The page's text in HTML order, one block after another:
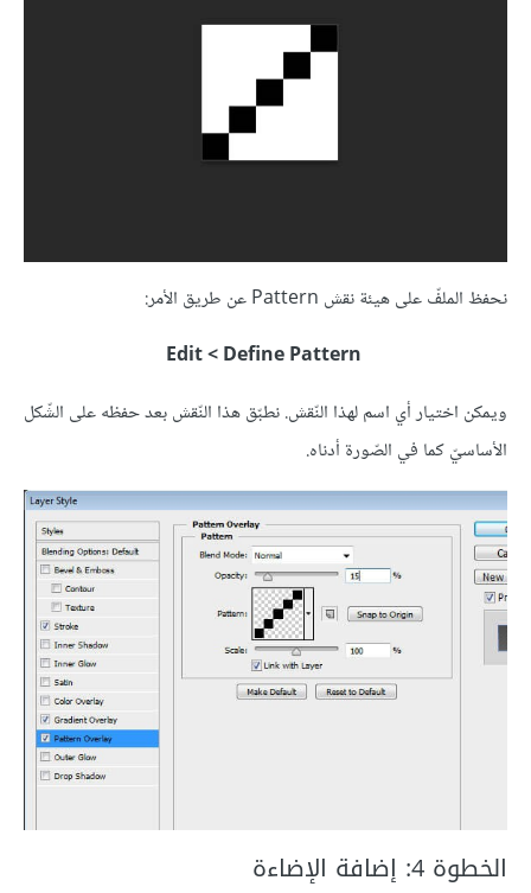
نحفظ الملفّ على هيئة نقش Pattern عن طريق الأمر:
ويمكن اختيار أي اسم لهذا النّقش. نطبّق هذا النّقش بعد حفظه على الشّكل
الأساسيّ كما في الصّورة أدناه.
الخطوة 4: إضافة الإضاءة